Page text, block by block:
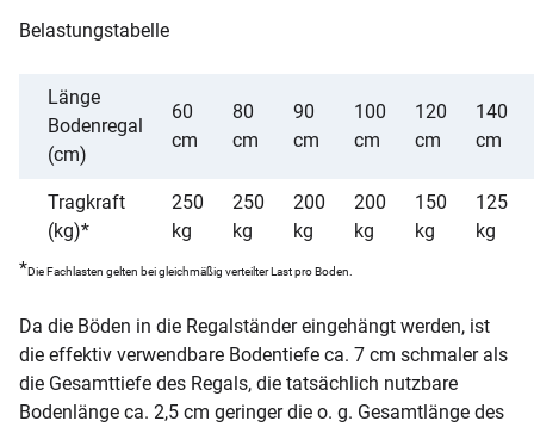
Belastungstabelle
Länge
Bodenregal
(cm)
60
cm
80
cm
90
cm
100
cm
120
cm
140
cm
Tragkraft
(kg)*
250
kg
250
kg
200
kg
200
kg
150
kg
125
kg
*Die Fachlasten gelten bei gleichmäßig verteilter Last pro Boden.
Da die Böden in die Regalständer eingehängt werden, ist
die effektiv verwendbare Bodentiefe ca. 7 cm schmaler als
die Gesamttiefe des Regals, die tatsächlich nutzbare
Bodenlänge ca. 2,5 cm geringer die o. g. Gesamtlänge des